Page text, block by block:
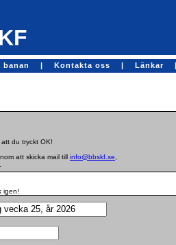
banan | Kontakta oss | Länkar |
du tryckt OK!
att skicka mail till info@bbskf.se
igen!